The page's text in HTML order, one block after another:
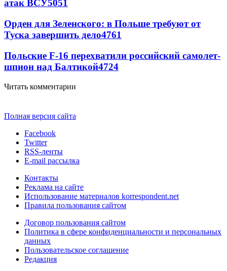
атак ВСУ5051
Орден для Зеленского: в Польше требуют от
Туска завершить дело4761
Польские F-16 перехватили российский самолет-
шпион над Балтикой4724
Читать комментарии
Полная версия сайта
Facebook
Twitter
RSS-ленты
E-mail рассылка
Контакты
Реклама на сайте
Использование материалов korrespondent.net
Правила пользования сайтом
Договор пользования сайтом
Политика в сфере конфиденциальности и персональных
данных
Пользовательское соглашение
Редакция